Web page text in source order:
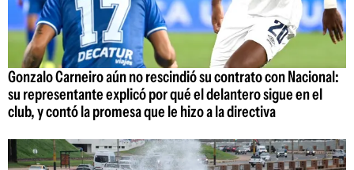
Gonzalo Carneiro aún no rescindió su contrato con Nacional:
su representante explicó por qué el delantero sigue en el
club, y contó la promesa que le hizo a la directiva